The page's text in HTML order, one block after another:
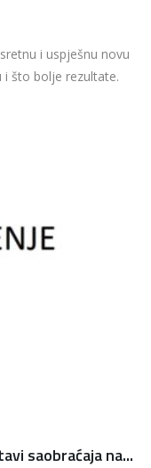
i uspješnu novu
i što bolje rezultate.
saobraćaja na...